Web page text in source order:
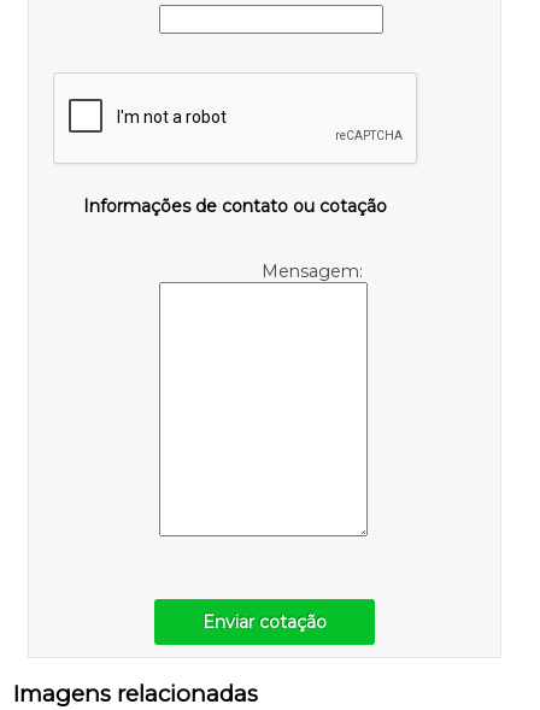
Informações de contato ou cotação
Mensagem:
Enviar cotação
Imagens relacionadas